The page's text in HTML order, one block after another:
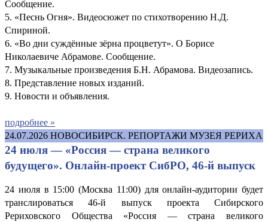
Сообщение.
5. «Песнь Огня». Видеосюжет по стихотворению Н.Д.
Спириной.
6. «Во дни суждённые зёрна процветут». О Борисе
Николаевиче Абрамове. Сообщение.
7. Музыкальные произведения Б.Н. Абрамова. Видеозапись.
8. Представление новых изданий.
9. Новости и объявления.
подробнее »
24.07.2026 НОВОСИБИРСК. РЕПОРТАЖИ МУЗЕЯ РЕРИХА
24 июля — «Россия — страна великого
будущего». Онлайн-проект СибРО, 46-й выпуск
24 июля в 15:00 (Москва 11:00) для онлайн-аудитории будет
транслироваться 46-й выпуск проекта Сибирского
Рериховского Общества «Россия — страна великого